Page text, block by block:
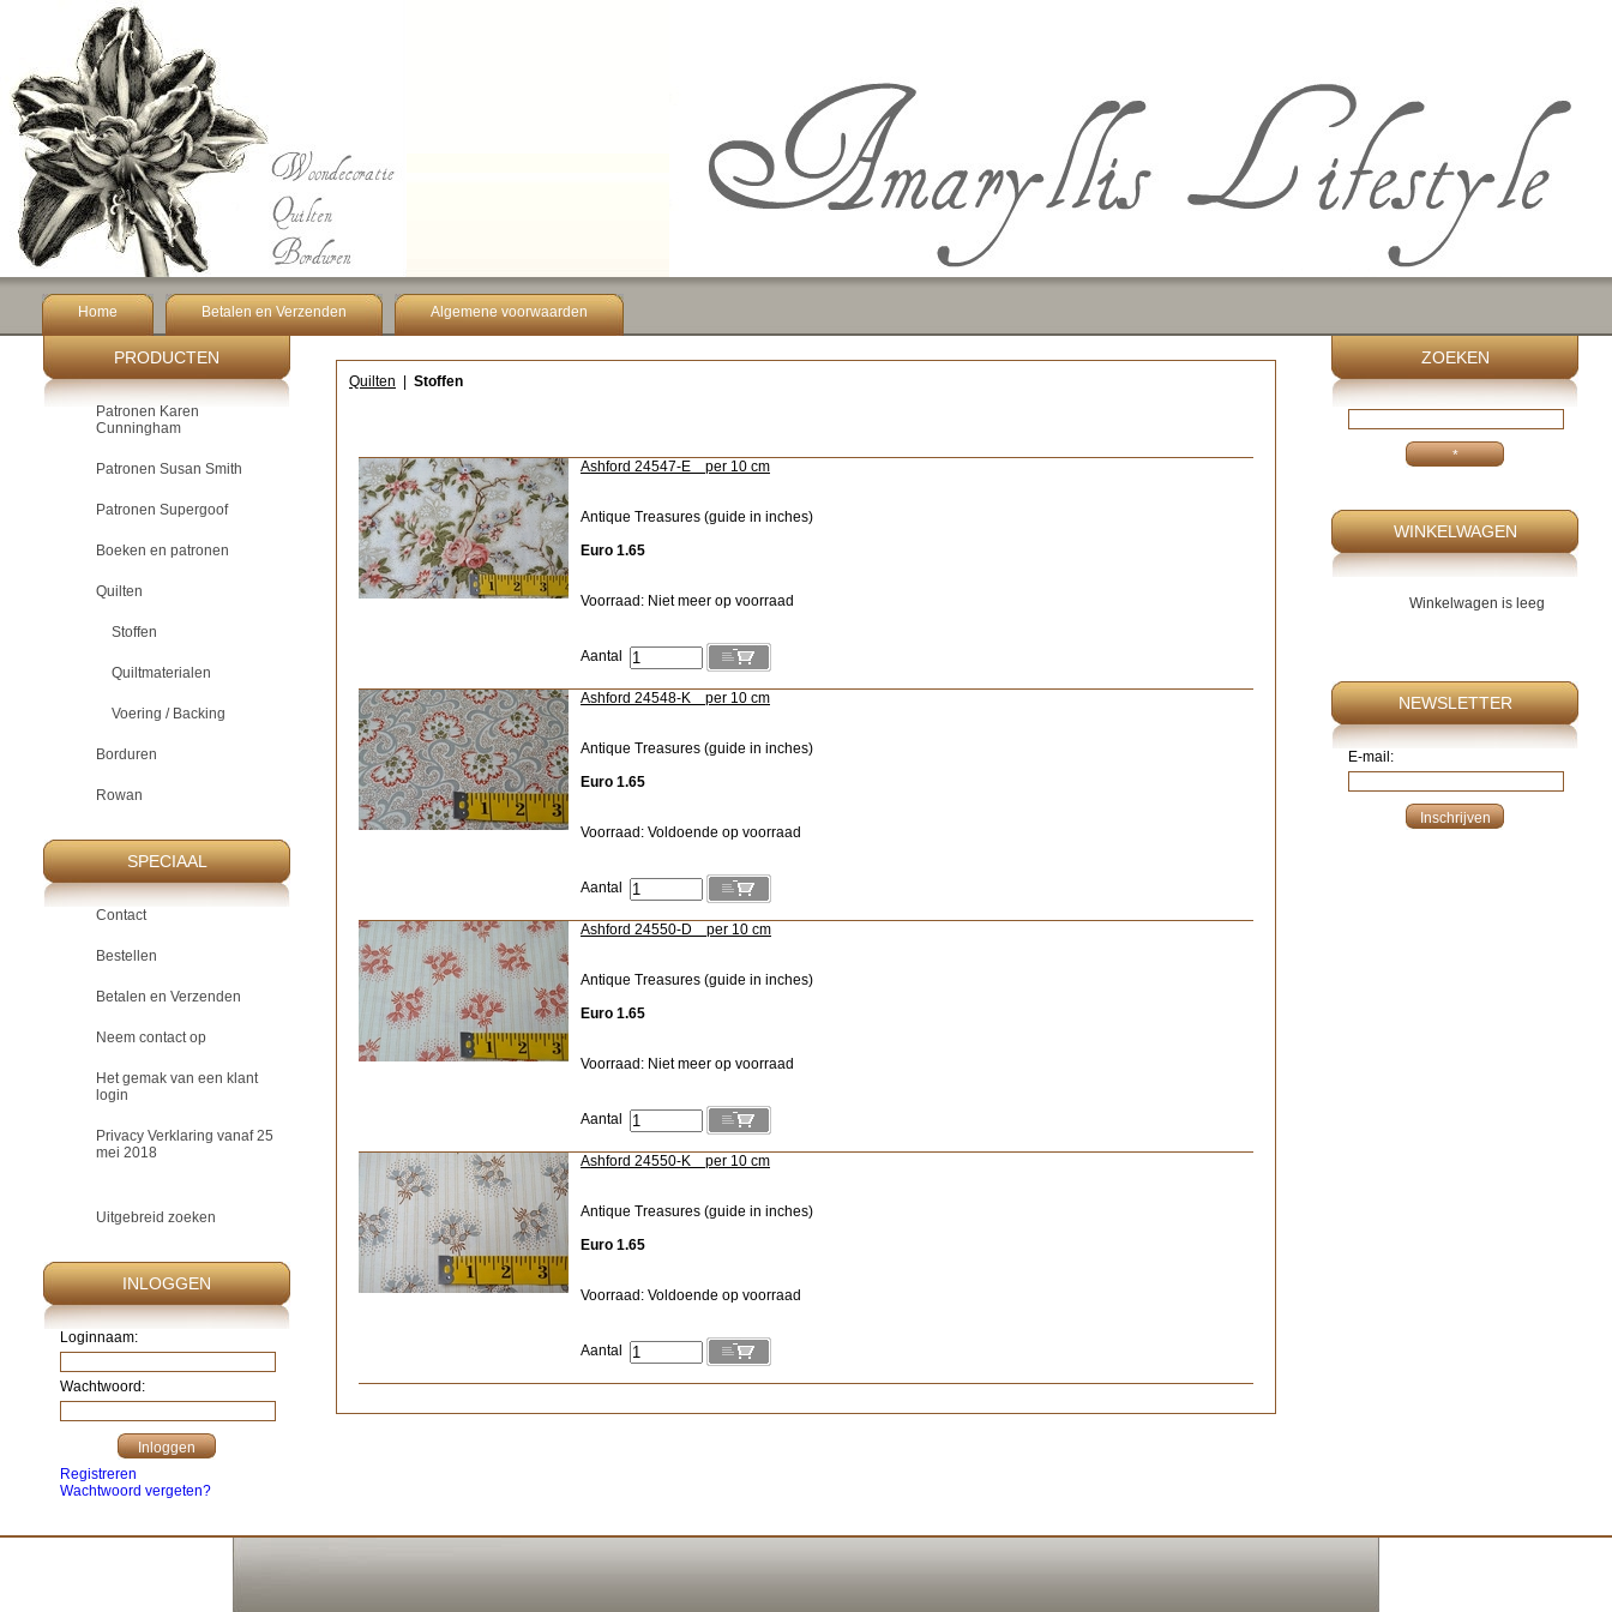
Home Betalen en Verzenden Algemene voorwaarden
PRODUCTEN
Patronen Karen
Cunningham
Patronen Susan Smith
Patronen Supergoof
Boeken en patronen
Quilten
Stoffen
Quiltmaterialen
Voering / Backing
Borduren
Rowan
SPECIAAL
Contact
Bestellen
Betalen en Verzenden
Neem contact op
Het gemak van een klant
login
Privacy Verklaring vanaf 25
mei 2018
Uitgebreid zoeken
INLOGGEN
Loginnaam:
Wachtwoord:
Registreren
Wachtwoord vergeten?
ZOEKEN
WINKELWAGEN
Winkelwagen is leeg
NEWSLETTER
E-mail:
Quilten Stoffen
Ashford 24547-E per 10 cm
Antique Treasures (guide in inches)
Euro 1.65
Voorraad: Niet meer op voorraad
Aantal
Ashford 24548-K per 10 cm
Antique Treasures (guide in inches)
Euro 1.65
Voorraad: Voldoende op voorraad
Aantal
Ashford 24550-D per 10 cm
Antique Treasures (guide in inches)
Euro 1.65
Voorraad: Niet meer op voorraad
Aantal
Ashford 24550-K per 10 cm
Antique Treasures (guide in inches)
Euro 1.65
Voorraad: Voldoende op voorraad
Aantal